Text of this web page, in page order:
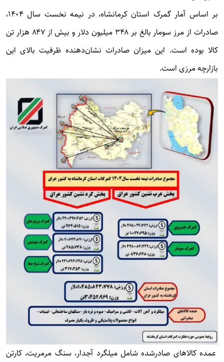
بر اساس آمار گمرک استان کرمانشاه، در نیمه نخست سال ۱۴۰۴،
صادرات از مرز سومار بالغ بر ۳۴۸ میلیون دلار و بیش از ۸۴۷ هزار تن
کالا بوده است. این میزان صادرات نشان‌دهنده ظرفیت بالای این
بازارچه مرزی است.
عمده کالاهای صادرشده شامل میلگرد آجدار، سنگ مرمریت، کارتن